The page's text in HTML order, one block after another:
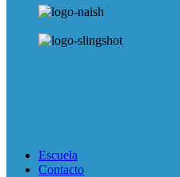
Escuela
Contacto